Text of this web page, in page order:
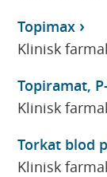
Topimax
Klinisk
Topiramat,
Klinisk
Torkat blod
Klinisk